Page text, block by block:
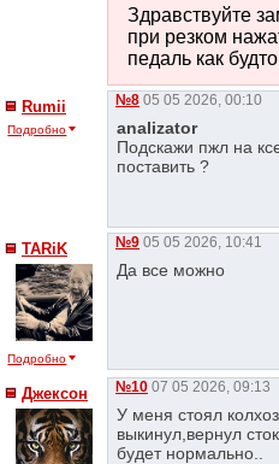
Здравствуйте
при резком
педаль как
Rumii
Подробно
№8 05 05 2026, 00:10
analizator
Подскажи пжл на
поставить ?
TARiK
Подробно
№9 05 05 2026, 10:41
Да все можно
Джексон №10 07 05 2026, 09:13
У меня стоял
выкинул,вернул
будет нормально..